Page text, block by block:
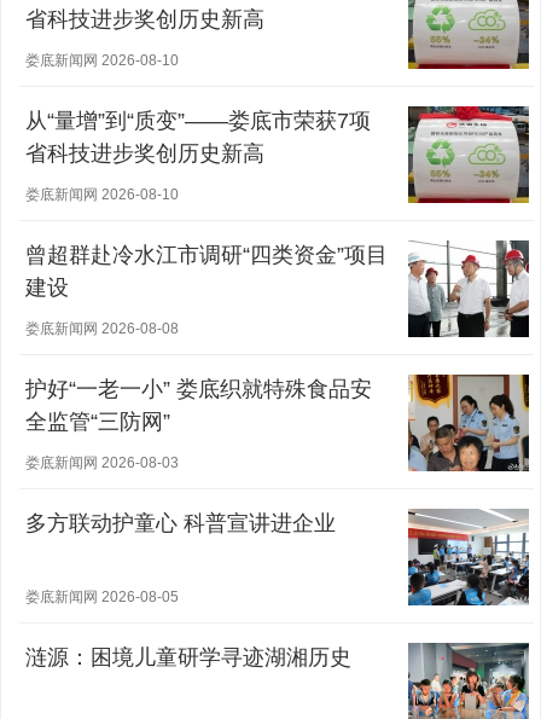
省科技进步奖创历史新高
娄底新闻网 2026-08-10
从“量增”到“质变”——娄底市荣获7项
省科技进步奖创历史新高
娄底新闻网 2026-08-10
曾超群赴冷水江市调研“四类资金”项目
建设
娄底新闻网 2026-08-08
护好“一老一小” 娄底织就特殊食品安
全监管“三防网”
娄底新闻网 2026-08-03
多方联动护童心 科普宣讲进企业
娄底新闻网 2026-08-05
涟源：困境儿童研学寻迹湖湘历史